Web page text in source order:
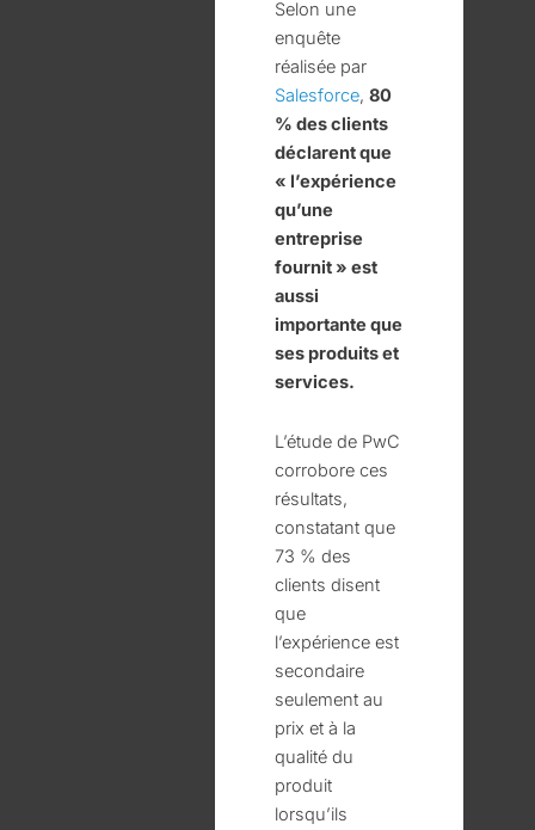
Selon une
enquête
réalisée par
Salesforce, 80
% des clients
déclarent que
« l’expérience
qu’une
entreprise
fournit » est
aussi
importante que
ses produits et
services.
L’étude de PwC
corrobore ces
résultats,
constatant que
73 % des
clients disent
que
l’expérience est
secondaire
seulement au
prix et à la
qualité du
produit
lorsqu’ils